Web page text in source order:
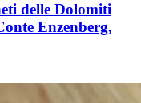
delle Dolomiti
Enzenberg,